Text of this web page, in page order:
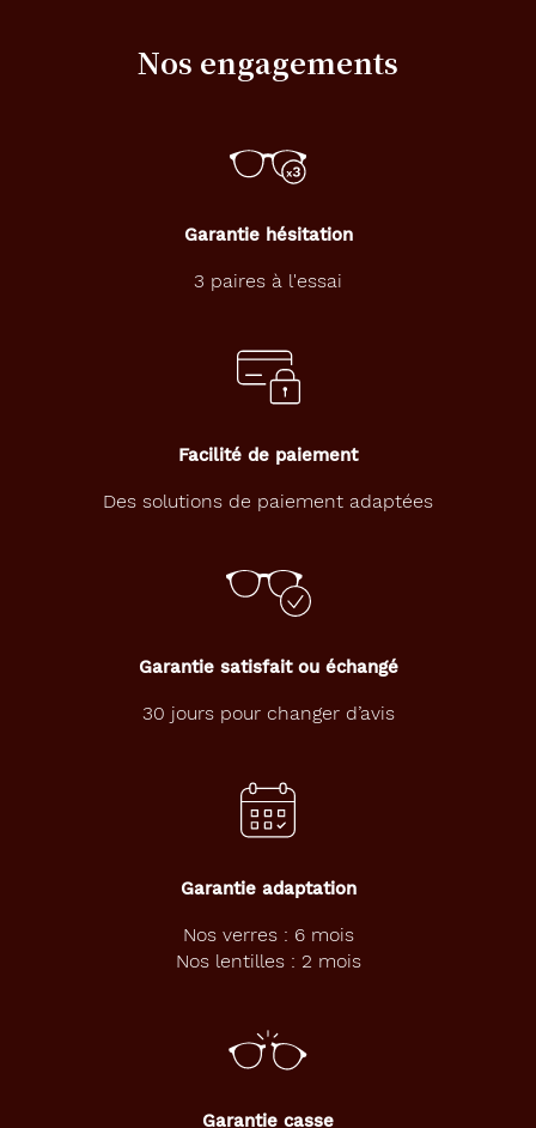
Nos engagements
Garantie hésitation
3 paires à l'essai
Facilité de paiement
Des solutions de paiement adaptées
Garantie satisfait ou échangé
30 jours pour changer d’avis
Garantie adaptation
Nos verres : 6 mois
Nos lentilles : 2 mois
Garantie casse